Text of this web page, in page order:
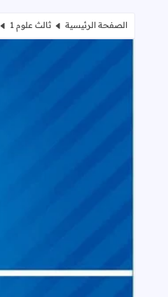
الصفحة الرئيسية ثالث علوم 1